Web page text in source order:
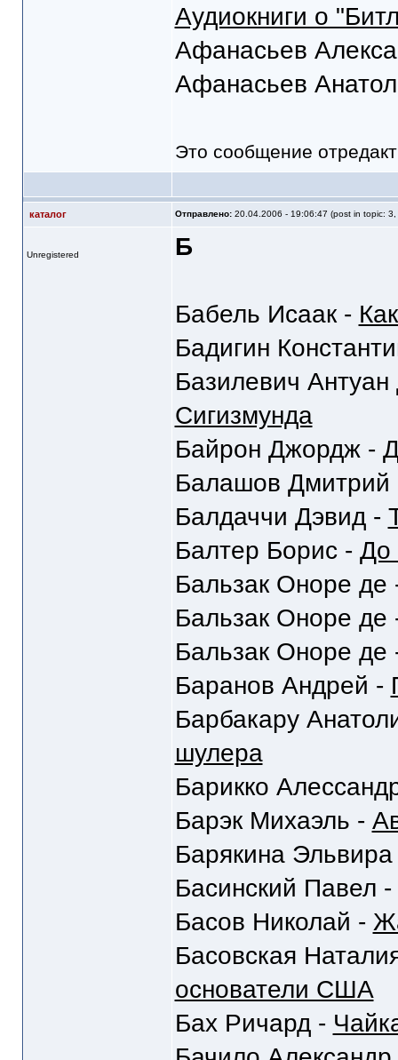
Аудиокниги о
Афанасьев
Афанасьев
Это сообщение
каталог Отправлено: 20.04.2006 - 19:06:47 (post in topic: 3,
Unregistered Б
Бабель Исаак -
Бадигин
Базилевич
Сигизмунда
Байрон Джордж -
Балашов
Балдаччи Дэвид -
Балтер Борис - До
Бальзак Оноре
Бальзак Оноре
Бальзак Оноре
Баранов Андрей -
Барбакару
шулера
Барикко
Барэк Михаэль -
Барякина
Басинский Павел -
Басов Николай -
Басовская
основатели США
Бах Ричард -